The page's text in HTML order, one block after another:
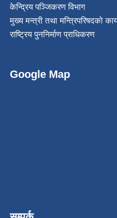
केन्द्रिय पञ्जिकरण विभाग
मुख्य मन्त्री तथा मन्त्रिपरिषदको
राष्ट्रिय पुननिर्माण प्राधिकरण
Google Map